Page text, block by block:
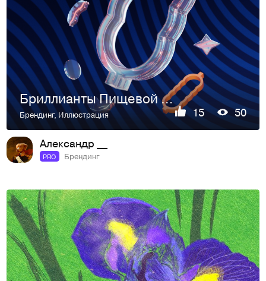
Бриллианты Пищевой Промышленности
Брендинг,Иллюстрация 15 50
Александр __
PRO Брендинг